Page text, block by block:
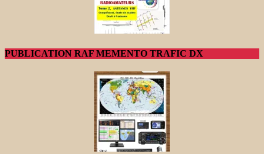
PUBLICATION RAF MEMENTO TRAFIC DX